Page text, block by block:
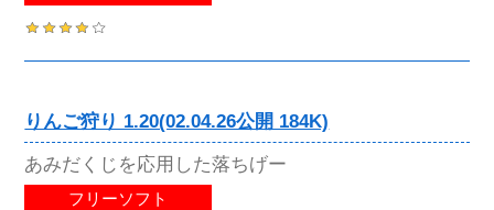
りんご狩り 1.20(02.04.26公開 184K)
あみだくじを応用した落ちげー
フリーソフト